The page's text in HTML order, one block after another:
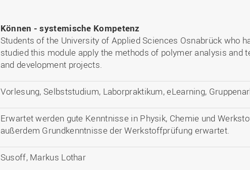
Können - systemische Kompetenz
Students of the University of Applied Sciences Osnabrück who
studied this module apply the methods of polymer analysis and
and development projects.
Vorlesung, Selbststudium, Laborpraktikum, eLearning,
Erwartet werden gute Kenntnisse in Physik, Chemie und
außerdem Grundkenntnisse der Werkstoffprüfung erwartet.
Susoff, Markus Lothar